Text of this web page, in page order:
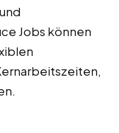
Jobs können